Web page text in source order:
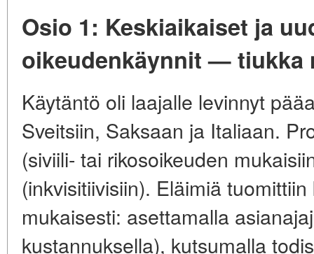
Osio 1: Keskiaikaiset ja
oikeudenkäynnit — tiukka
Käytäntö oli laajalle levinnyt
Sveitsiin, Saksaan ja Italiaan.
(siviili- tai rikosoikeuden
(inkvisitiivisiin). Eläimiä
mukaisesti: asettamalla
kustannuksella), kutsumalla